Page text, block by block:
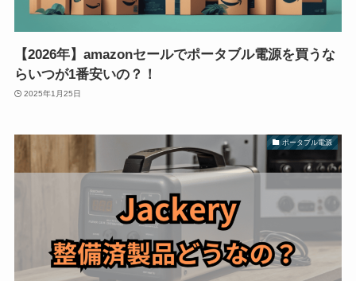
【2026年】amazonセールでポータブル電源を買うな
らいつが1番安いの？！
2025年1月25日
ポータブル電源